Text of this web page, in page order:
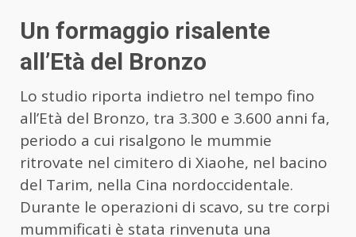
Un formaggio risalente
all’Età del Bronzo
Lo studio riporta indietro nel tempo fino
all’Età del Bronzo, tra 3.300 e 3.600 anni fa,
periodo a cui risalgono le mummie
ritrovate nel cimitero di Xiaohe, nel bacino
del Tarim, nella Cina nordoccidentale.
Durante le operazioni di scavo, su tre corpi
mummificati è stata rinvenuta una